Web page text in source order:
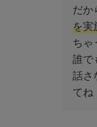
だか
を実
ちゃ
誰で
話さ
てね